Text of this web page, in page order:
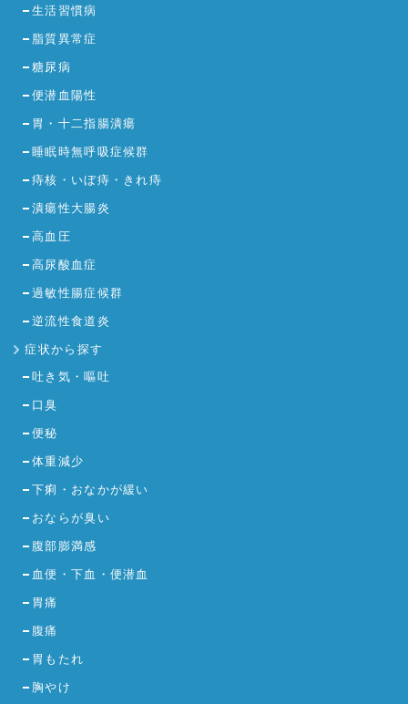
生活習慣病
脂質異常症
糖尿病
便潜血陽性
胃・十二指腸潰瘍
睡眠時無呼吸症候群
痔核・いぼ痔・きれ痔
潰瘍性大腸炎
高血圧
高尿酸血症
過敏性腸症候群
逆流性食道炎
症状から探す
吐き気・嘔吐
口臭
便秘
体重減少
下痢・おなかが緩い
おならが臭い
腹部膨満感
血便・下血・便潜血
胃痛
腹痛
胃もたれ
胸やけ